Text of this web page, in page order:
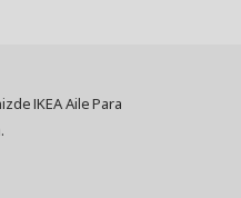
IKEA Aile Para